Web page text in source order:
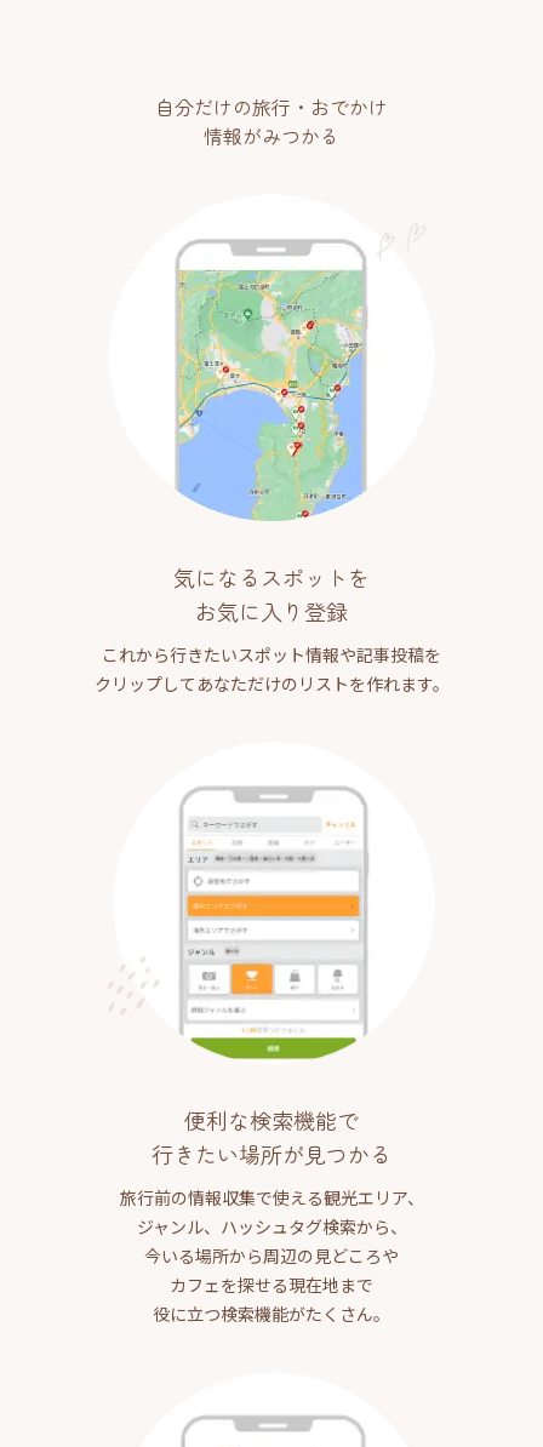
自分だけの旅行・おでかけ
情報がみつかる
気になるスポットを
お気に入り登録
これから行きたいスポット情報や記事投稿を
クリップしてあなただけのリストを作れます。
便利な検索機能で
行きたい場所が見つかる
旅行前の情報収集で使える観光エリア、
ジャンル、ハッシュタグ検索から、
今いる場所から周辺の見どころや
カフェを探せる現在地まで
役に立つ検索機能がたくさん。